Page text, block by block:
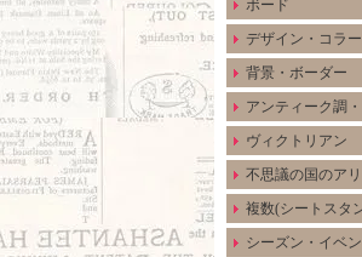
ボード
デザイン・コラ
背景・ボーダー
アンティーク調
ヴィクトリアン
不思議の国のア
複数(シートスタ
シーズン・イベン